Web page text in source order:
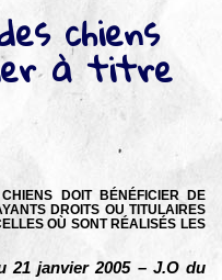
Agir
l’environnement
devenir chasseur
▼
Je suis chasseur
▼
valide mon permis
chiens
à titre
DOIT BÉNÉFICIER DE
DROITS OU TITULAIRES
OÙ SONT RÉALISÉS LES
21 janvier 2005 – J.O du